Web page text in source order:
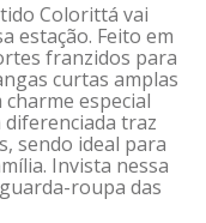
Colorittá vai
estação. Feito em
franzidos para
curtas amplas
especial
traz
sendo ideal para
Invista nessa
roupa das